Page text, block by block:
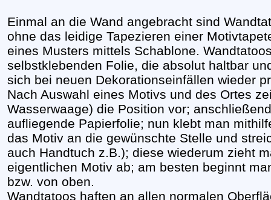
Einmal an die Wand angebracht sind
ohne das leidige Tapezieren einer
eines Musters mittels Schablone.
selbstklebenden Folie, die absolut haltbar
sich bei neuen Dekorationseinfällen wieder
Nach Auswahl eines Motivs und des Ortes
Wasserwaage) die Position vor;
aufliegende Papierfolie; nun klebt man
das Motiv an die gewünschte Stelle und
auch Handtuch z.B.); diese wiederum zieht
eigentlichen Motiv ab; am besten beginnt
bzw. von oben.
Wandtatoos haften an allen normalen